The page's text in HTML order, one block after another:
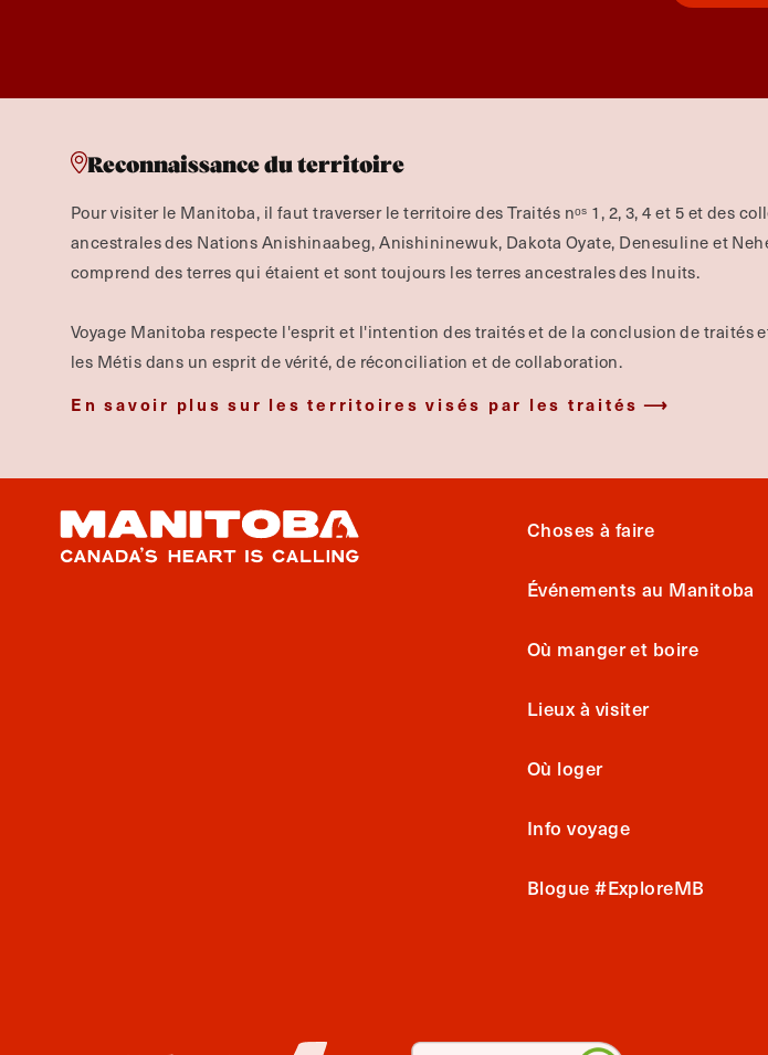
Reconnaissance du territoire
Pour visiter le Manitoba, il faut traverser le territoire des Traités nᵒˢ 1, 2, 3, 4 et 5 et des
ancestrales des Nations Anishinaabeg, Anishininewuk, Dakota Oyate, Denesuline et
comprend des terres qui étaient et sont toujours les terres ancestrales des Inuits.
Voyage Manitoba respecte l'esprit et l'intention des traités et de la conclusion de traités
les Métis dans un esprit de vérité, de réconciliation et de collaboration.
En savoir plus sur les territoires visés par les traités
Choses à faire
Événements au Manitoba
Où manger et boire
Lieux à visiter
Où loger
Info voyage
Blogue #ExploreMB